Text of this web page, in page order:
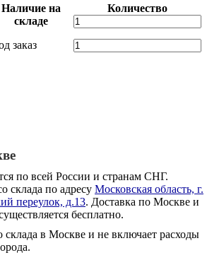
Наличие на
складе
Количество
заказ
по всей России и странам СНГ.
склада по адресу Московская область, г.
переулок, д.13. Доставка по Москве и
бесплатно.
склада в Москве и не включает расходы